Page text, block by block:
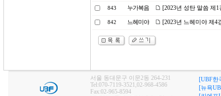
843 누가복음 [2023년 성탄 말씀 제
842 느헤미야 [2023년 느헤미야 제
서울 동대문구 이문2동 264-231
Tel:070-7119-3521,02-968-4586
Fax:02-965-8594
[UBF한
[뉴욕